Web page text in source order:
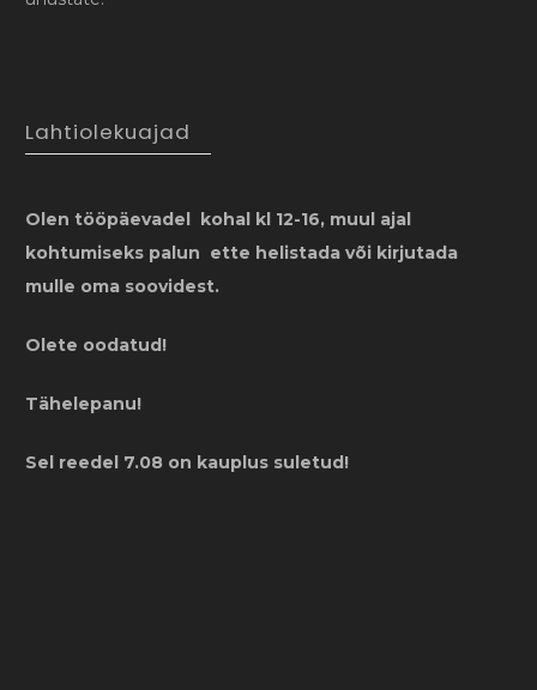
Lahtiolekuajad
Olen tööpäevadel kohal kl 12-16, muul ajal
kohtumiseks palun ette helistada või kirjutada
mulle oma soovidest.
Olete oodatud!
Tähelepanu!
Sel reedel 7.08 on kauplus suletud!